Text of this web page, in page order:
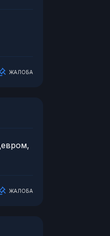
ЖАЛОБА
ЖАЛОБА